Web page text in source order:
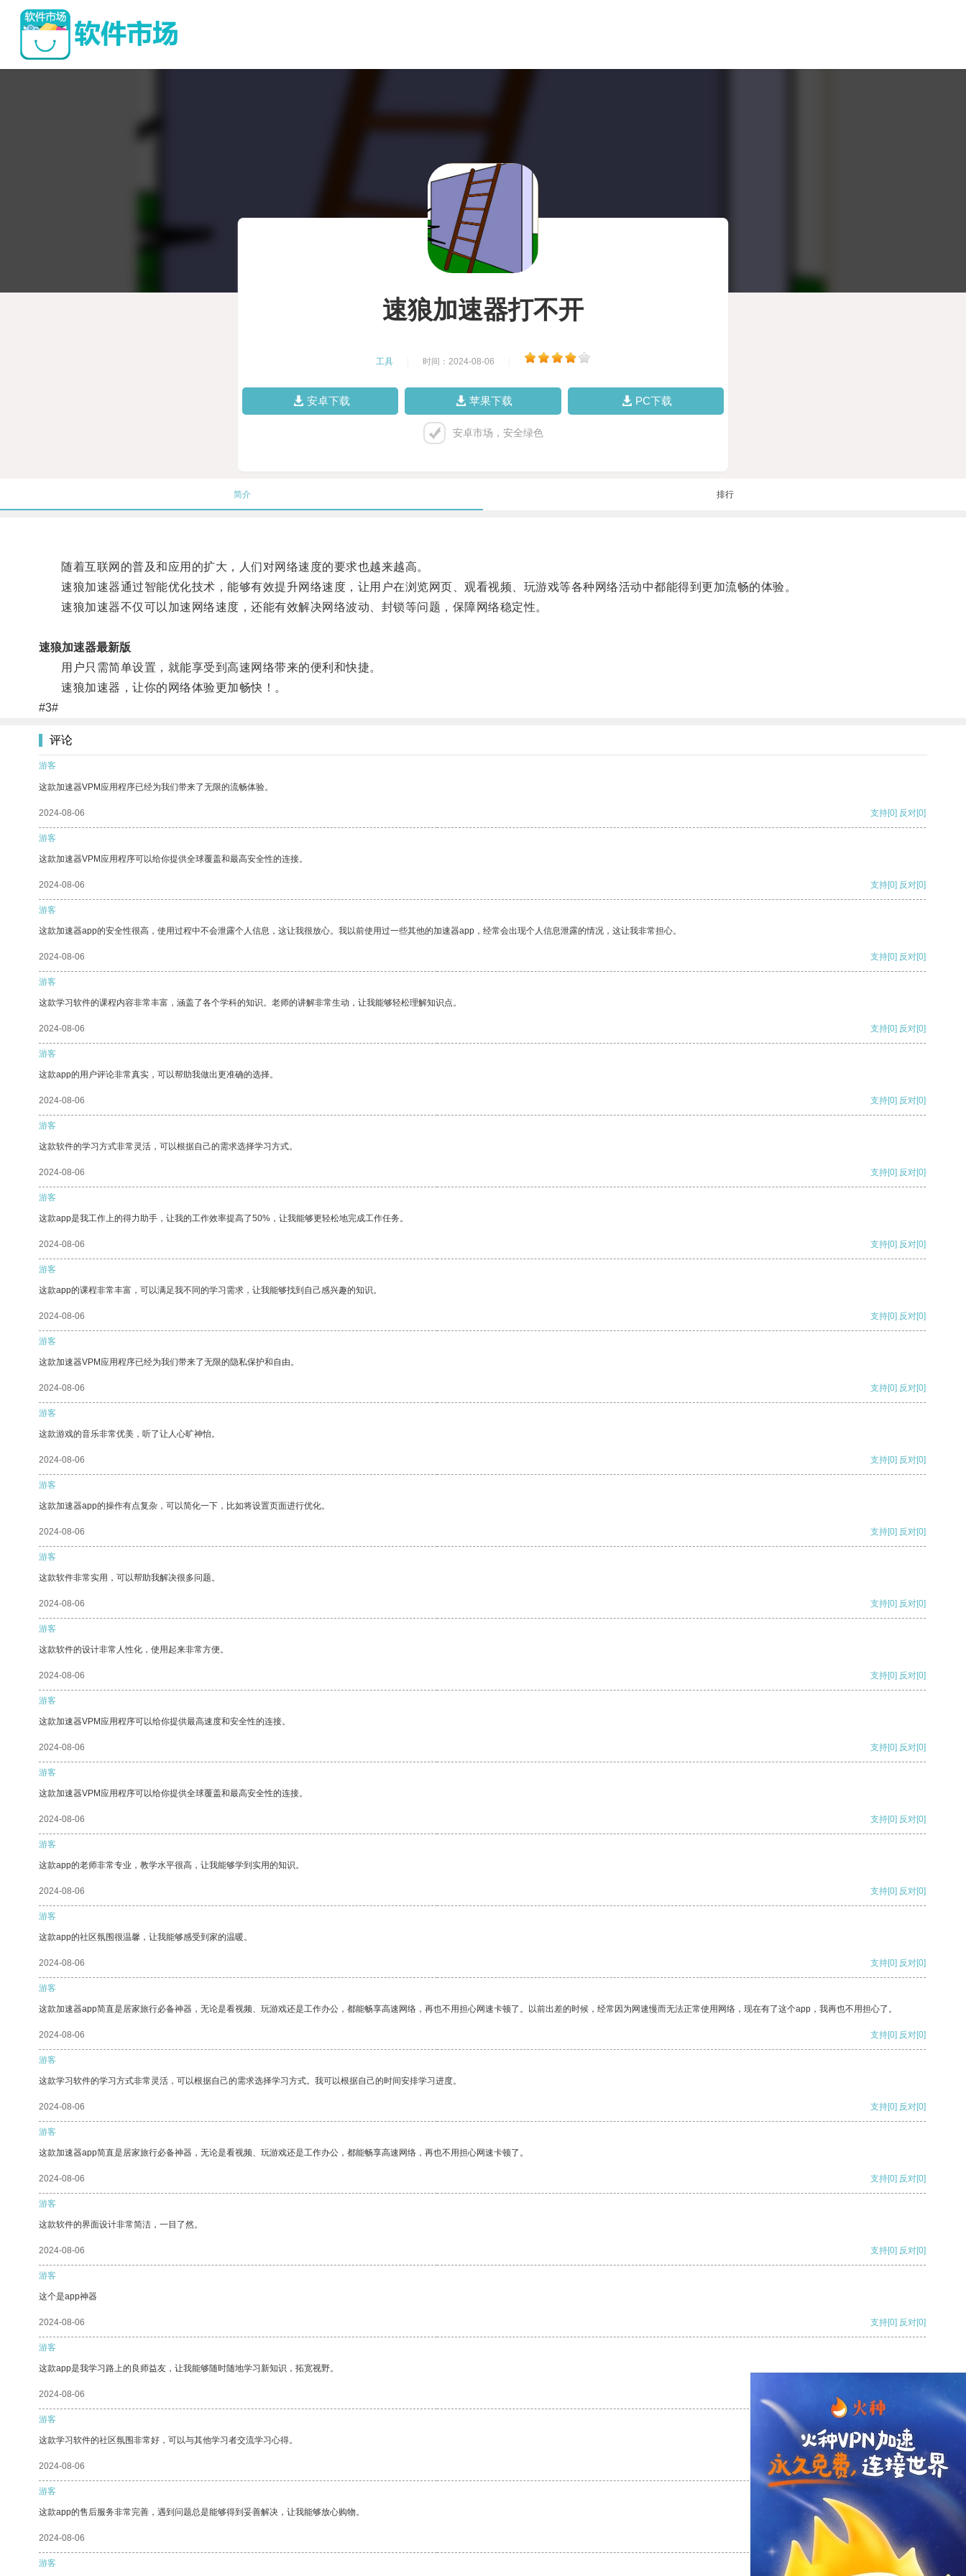
速狼加速器打不开
工具 时间：2024-08-06
安卓下载 苹果下载 PC下载
安卓市场，安全绿色
简介 排行
随着互联网的普及和应用的扩大，人们对网络速度的要求也越来越高。
速狼加速器通过智能优化技术，能够有效提升网络速度，让用户在浏览网页、观看视频、玩游戏等各种网络活动中都能得到更加流畅的体验。
速狼加速器不仅可以加速网络速度，还能有效解决网络波动、封锁等问题，保障网络稳定性。
速狼加速器最新版
用户只需简单设置，就能享受到高速网络带来的便利和快捷。
速狼加速器，让你的网络体验更加畅快！。
#3#
评论
游客
这款加速器VPM应用程序已经为我们带来了无限的流畅体验。
2024-08-06 支持[0] 反对[0]
游客
这款加速器VPM应用程序可以给你提供全球覆盖和最高安全性的连接。
2024-08-06 支持[0] 反对[0]
游客
这款加速器app的安全性很高，使用过程中不会泄露个人信息，这让我很放心。我以前使用过一些其他的加速器app，经常会出现个人信息泄露的情况，这让我非常担心。
2024-08-06 支持[0] 反对[0]
游客
这款学习软件的课程内容非常丰富，涵盖了各个学科的知识。老师的讲解非常生动，让我能够轻松理解知识点。
2024-08-06 支持[0] 反对[0]
游客
这款app的用户评论非常真实，可以帮助我做出更准确的选择。
2024-08-06 支持[0] 反对[0]
游客
这款软件的学习方式非常灵活，可以根据自己的需求选择学习方式。
2024-08-06 支持[0] 反对[0]
游客
这款app是我工作上的得力助手，让我的工作效率提高了50%，让我能够更轻松地完成工作任务。
2024-08-06 支持[0] 反对[0]
游客
这款app的课程非常丰富，可以满足我不同的学习需求，让我能够找到自己感兴趣的知识。
2024-08-06 支持[0] 反对[0]
游客
这款加速器VPM应用程序已经为我们带来了无限的隐私保护和自由。
2024-08-06 支持[0] 反对[0]
游客
这款游戏的音乐非常优美，听了让人心旷神怡。
2024-08-06 支持[0] 反对[0]
游客
这款加速器app的操作有点复杂，可以简化一下，比如将设置页面进行优化。
2024-08-06 支持[0] 反对[0]
游客
这款软件非常实用，可以帮助我解决很多问题。
2024-08-06 支持[0] 反对[0]
游客
这款软件的设计非常人性化，使用起来非常方便。
2024-08-06 支持[0] 反对[0]
游客
这款加速器VPM应用程序可以给你提供最高速度和安全性的连接。
2024-08-06 支持[0] 反对[0]
游客
这款加速器VPM应用程序可以给你提供全球覆盖和最高安全性的连接。
2024-08-06 支持[0] 反对[0]
游客
这款app的老师非常专业，教学水平很高，让我能够学到实用的知识。
2024-08-06 支持[0] 反对[0]
游客
这款app的社区氛围很温馨，让我能够感受到家的温暖。
2024-08-06 支持[0] 反对[0]
游客
这款加速器app简直是居家旅行必备神器，无论是看视频、玩游戏还是工作办公，都能畅享高速网络，再也不用担心网速卡顿了。以前出差的时候，经常因为网速慢而无法正常使用网络，现在有了这个app，我再也不用担心了。
2024-08-06 支持[0] 反对[0]
游客
这款学习软件的学习方式非常灵活，可以根据自己的需求选择学习方式。我可以根据自己的时间安排学习进度。
2024-08-06 支持[0] 反对[0]
游客
这款加速器app简直是居家旅行必备神器，无论是看视频、玩游戏还是工作办公，都能畅享高速网络，再也不用担心网速卡顿了。
2024-08-06 支持[0] 反对[0]
游客
这款软件的界面设计非常简洁，一目了然。
2024-08-06 支持[0] 反对[0]
游客
这个是app神器
2024-08-06 支持[0] 反对[0]
游客
这款app是我学习路上的良师益友，让我能够随时随地学习新知识，拓宽视野。
2024-08-06
游客
这款学习软件的社区氛围非常好，可以与其他学习者交流学习心得。
2024-08-06 支持 [0] 反对[0]
游客
这款app的售后服务非常完善，遇到问题总是能够得到妥善解决，让我能够放心购物。
2024-08-06 支持[0] 反对
游客